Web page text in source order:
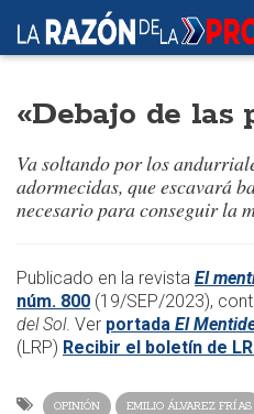
«Debajo de las
Va soltando por los
adormecidas, que escavará
necesario para conseguir la
​​Publicado en la revista El
núm. 800 (19/SEP/2023),
del Sol. Ver portada El
(LRP) Recibir el boletín de
OPINIÓN EMILIO ÁLVAREZ FRÍAS